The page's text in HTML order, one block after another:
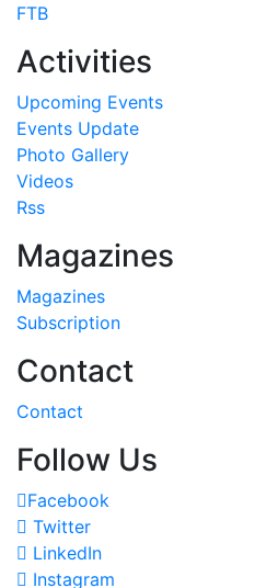
FTB
Activities
Upcoming Events
Events Update
Photo Gallery
Videos
Rss
Magazines
Magazines
Subscription
Contact
Contact
Follow Us
Facebook
Twitter
LinkedIn
Instagram